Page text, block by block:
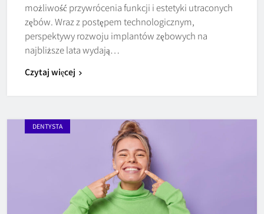
możliwość przywrócenia funkcji i estetyki utraconych
zębów. Wraz z postępem technologicznym,
perspektywy rozwoju implantów zębowych na
najbliższe lata wydają…
Czytaj więcej
DENTYSTA